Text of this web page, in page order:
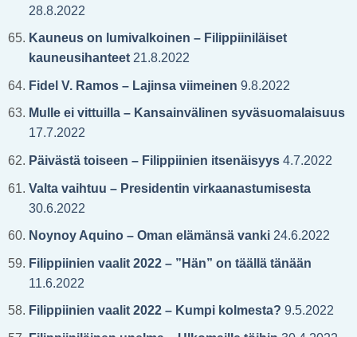
28.8.2022
Kauneus on lumivalkoinen – Filippiiniläiset
kauneusihanteet21.8.2022
Fidel V. Ramos – Lajinsa viimeinen 9.8.2022
Mulle ei vittuilla – Kansainvälinen syväsuomalaisuus
17.7.2022
Päivästä toiseen – Filippiinien itsenäisyys4.7.2022
Valta vaihtuu – Presidentin virkaanastumisesta
30.6.2022
Noynoy Aquino – Oman elämänsä vanki24.6.2022
Filippiinien vaalit 2022 – ”Hän” on täällä tänään
11.6.2022
Filippiinien vaalit 2022 – Kumpi kolmesta? 9.5.2022